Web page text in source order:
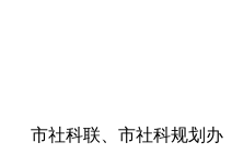
市社科联、市社科规划办